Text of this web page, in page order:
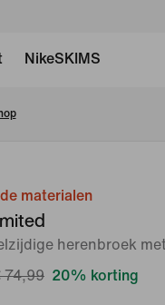
NikeSKIMS
materialen
herenbroek
74,99 20% korting